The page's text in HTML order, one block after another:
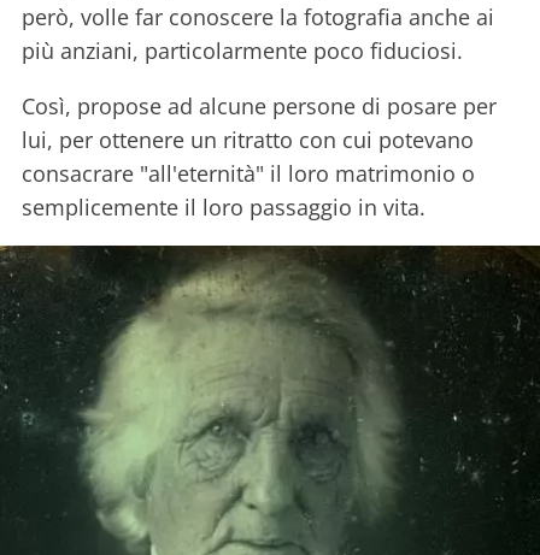
però, volle far conoscere la fotografia anche ai
più anziani, particolarmente poco fiduciosi.
Così, propose ad alcune persone di posare per
lui, per ottenere un ritratto con cui potevano
consacrare "all'eternità" il loro matrimonio o
semplicemente il loro passaggio in vita.